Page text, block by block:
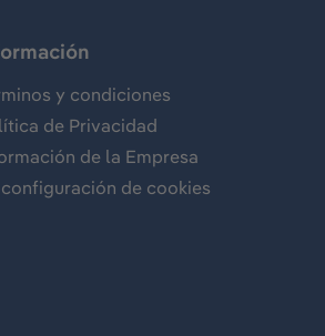
y condiciones
de Privacidad
de la Empresa
configuración de cookies